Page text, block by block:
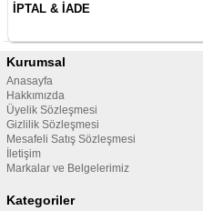
İPTAL & İADE
Kurumsal
Anasayfa
Hakkımızda
Üyelik Sözleşmesi
Gizlilik Sözleşmesi
Mesafeli Satış Sözleşmesi
İletişim
Markalar ve Belgelerimiz
Kategoriler